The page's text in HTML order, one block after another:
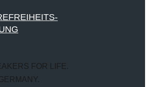
FOR LIFE.